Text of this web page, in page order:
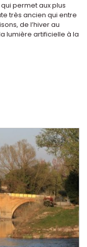
permet aux plus
très ancien qui entre
de l’hiver au
lumière artificielle à la